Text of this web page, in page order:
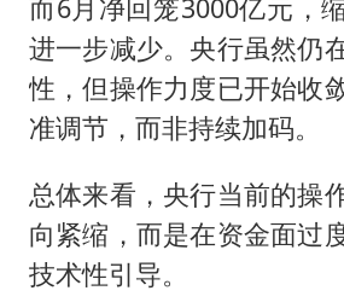
而6月净回笼3000亿元，
进一步减少。央行虽然仍
性，但操作力度已开始收
准调节，而非持续加码。
总体来看，央行当前的操
向紧缩，而是在资金面过
技术性引导。